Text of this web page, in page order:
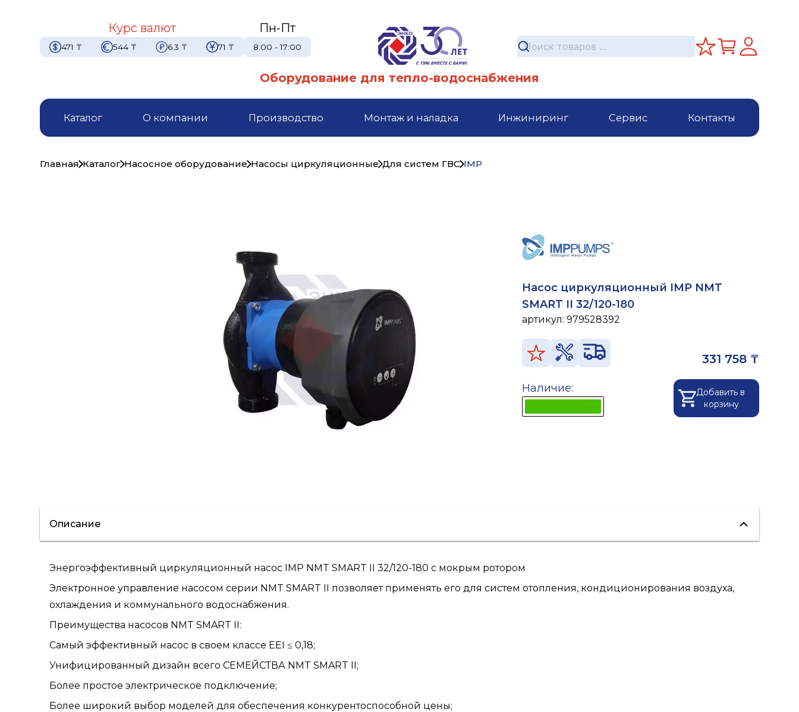
Курс валют
471 ₸ 544 ₸ 6.3 ₸ 71 ₸
Пн-Пт
8:00 - 17:00
Оборудование для тепло-водоснабжения
Каталог О компании Производство Монтаж и наладка Инжиниринг Сервис Контакты
Главная Каталог Насосное оборудование Насосы циркуляционные Для систем ГВС IMP
Насос циркуляционный IMP NMT
SMART II 32/120-180
артикул: 979528392
331 758 ₸
Наличие:
Добавить в
корзину
Описание
Энергоэффективный циркуляционный насос IMP NMT SMART II 32/120-180 с мокрым ротором
Электронное управление насосом серии NMT SMART II позволяет применять его для систем отопления, кондиционирования воздуха,
охлаждения и коммунального водоснабжения.
Преимущества насосов NMT SMART II:
Самый эффективный насос в своем классе EEI ≤ 0,18;
Унифицированный дизайн всего СЕМЕЙСТВА NMT SMART II;
Более простое электрическое подключение;
Более широкий выбор моделей для обеспечения конкурентоспособной цены;